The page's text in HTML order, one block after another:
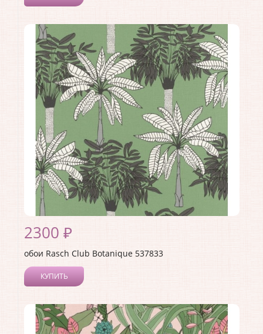
Коллекция:Club Botanique
Длина рулона:
Ширина рулона:0.53 .
Материал покрытия:Виниловое
Страна:Германия
Материал основы:Флизелин
Раппорт: <>
2300 ₽
обои Rasch Club Botanique 537833
КУПИТЬ
Коллекция:Club Botanique
Длина рулона: 10.05 .
Ширина рулона:
0.53 .